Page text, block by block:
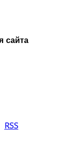
сайта
RSS